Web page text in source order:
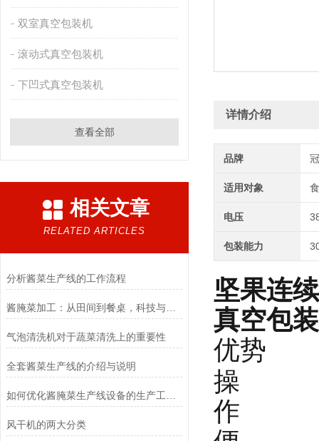
双室真空包装机
滚动式真空包装机
下凹式真空包装机
查看全部
相关文章
RELATED ARTICLES
分析酱菜生产线的工作流程
酱腌菜加工：从田间到餐桌，科技与传统的融合
气泡清洗机对于蔬菜清洗上的重要性
全套酱菜生产线的介绍与说明
风干机的两大分类
详情介绍
品牌
适用对象
电压
包装能力
坚果连
真空包
优势
操
作